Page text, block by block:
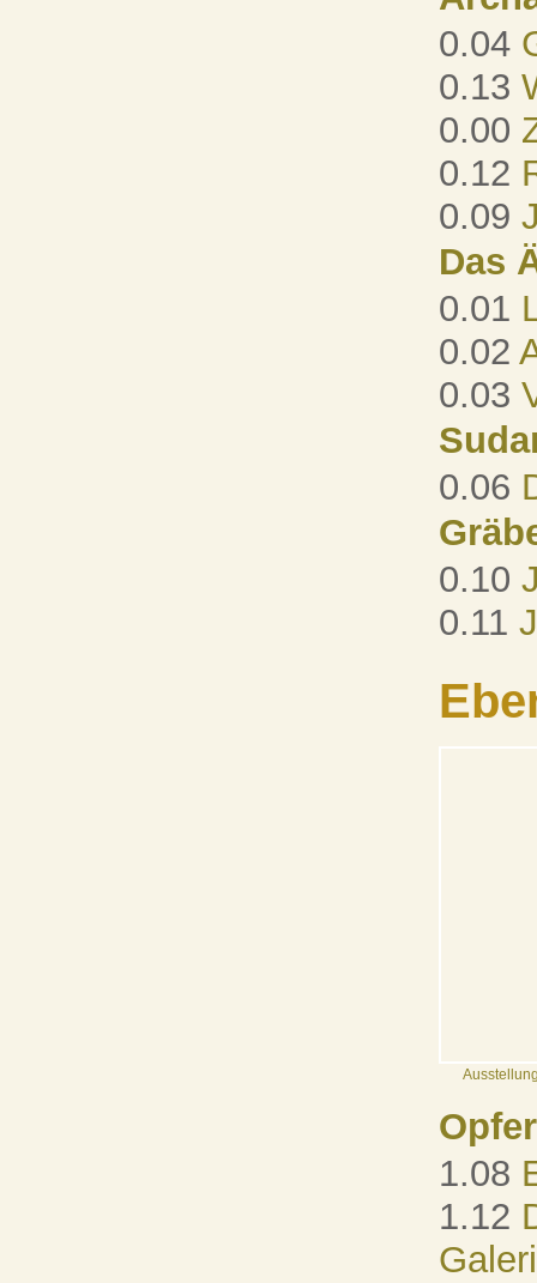
0.04
0.13
0.00
0.12
0.09
Das
0.01
0.02
0.03
0.06
0.10
0.11
1.08
1.12